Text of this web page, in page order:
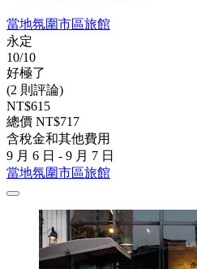
當地氛圍市區旅館
永定
10/10
好極了
(2 則評論)
NT$615
總價 NT$717
含稅金和其他費用
9 月 6 日 - 9 月 7 日
當地氛圍市區旅館